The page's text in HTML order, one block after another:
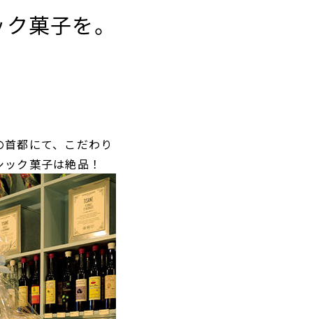
菓子を。
都にて、こだわり
ク菓子は絶品！